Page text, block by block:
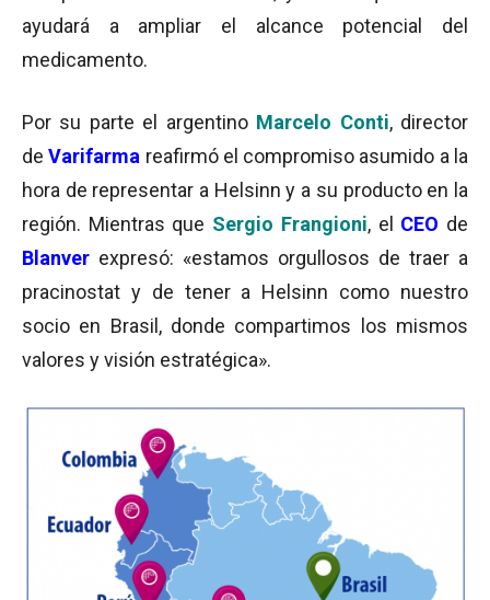
ayudará a ampliar el alcance potencial del
medicamento.
Por su parte el argentino Marcelo Conti, director
deVarifarma reafirmó el compromiso asumido a la
hora de representar a Helsinn y a su producto en la
región. Mientras que Sergio Frangioni, el CEO de
Blanver expresó: «estamos orgullosos de traer a
pracinostat y de tener a Helsinn como nuestro
socio en Brasil, donde compartimos los mismos
valores y visión estratégica».